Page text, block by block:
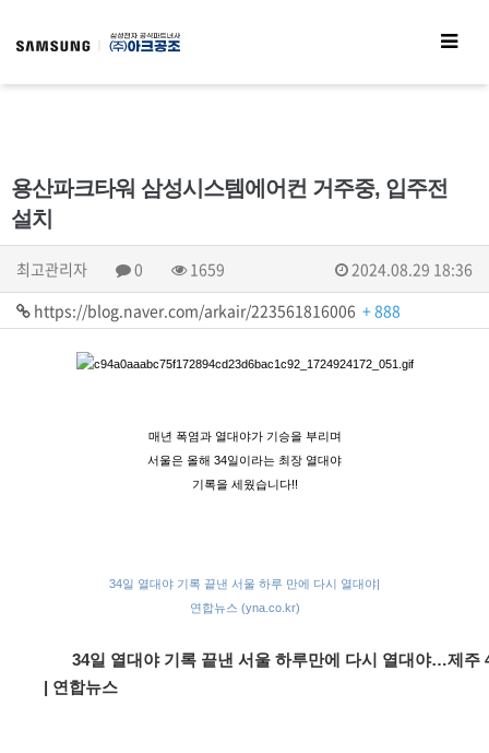
용산파크타워 삼성시스템에어컨 거주중, 입주전
설치
최고관리자 0 1659
2024.08.29 18:36
https://blog.naver.com/arkair/223561816006 + 888
매년 폭염과 열대야가 기승을 부리며
서울은 올해 34일이라는 최장 열대야
기록을 세웠습니다!!
34일 열대야 기록 끝낸 서울 하루 만에 다시 열대야|
연합뉴스 (yna.co.kr)
34일 열대야 기록 끝낸 서울 하루만에 다시 열대야…제주
| 연합뉴스